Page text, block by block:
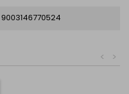
9003146770524
>
<